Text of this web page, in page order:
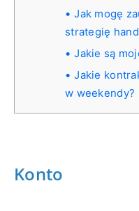
Jak mogę
strategię
Jakie są
Jakie
w weekendy?
Konto